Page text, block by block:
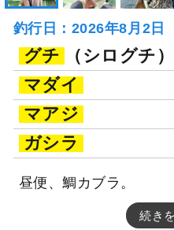
釣行日：2026年8月2日
グチ
（シログチ）
マダイ
マアジ
ガシラ
昼便、鯛カブラ。
続き